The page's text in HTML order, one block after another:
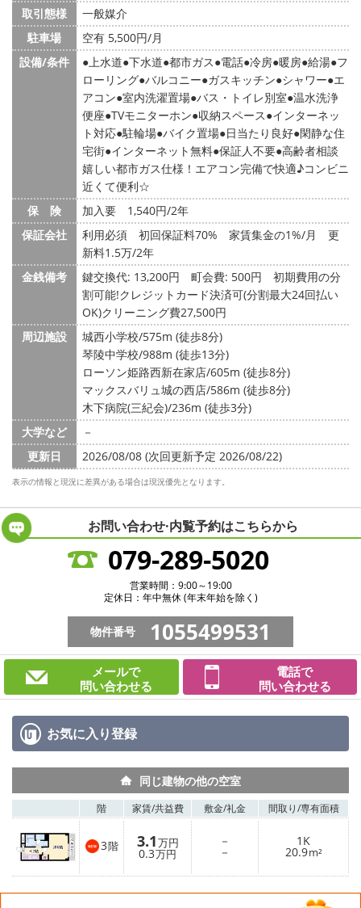
取引態様
一般媒介
駐車場
空有 5,500円/月
設備/条件
上水道 下水道 都市ガス 電話 冷房 暖房 給湯 フ
ローリング バルコニー ガスキッチン シャワー エ
アコン 室内洗濯置場 バス・トイレ別室 温水洗浄
便座 TVモニターホン 収納スペース インターネッ
ト対応 駐輪場 バイク置場 日当たり良好 閑静な住
宅街 インターネット無料 保証人不要 高齢者相談
嬉しい都市ガス仕様！エアコン完備で快適♪コンビニ
近くて便利☆
保 険
加入要 1,540円/2年
保証会社
利用必須 初回保証料70% 家賃集金の1%/月 更
新料1.5万/2年
金銭備考
鍵交換代: 13,200円 町会費: 500円
初期費用の分
割可能!クレジットカード決済可(分割最大24回払い
OK)クリーニング費27,500円
周辺施設
城西小学校/575m (徒歩8分)
琴陵中学校/988m (徒歩13分)
ローソン姫路西新在家店/605m (徒歩8分)
マックスバリュ城の西店/586m (徒歩8分)
木下病院(三紀会)/236m (徒歩3分)
大学など
－
更新日
2026/08/08 (次回更新予定 2026/08/22)
表示の情報と現況に差異がある場合は現況優先となります。
お問い合わせ·内覧予約はこちらから
079-289-5020
営業時間：9:00～19:00
定休日：年中無休 (年末年始を除く)
物件番号 1055499531
メールで
問い合わせる
電話で
問い合わせる
お気に入り登録
同じ建物の他の空室
階 家賃/共益費 敷金/礼金 間取り/専有面積
3階 3.1万円
0.3万円
－
－
1K
20.9m²